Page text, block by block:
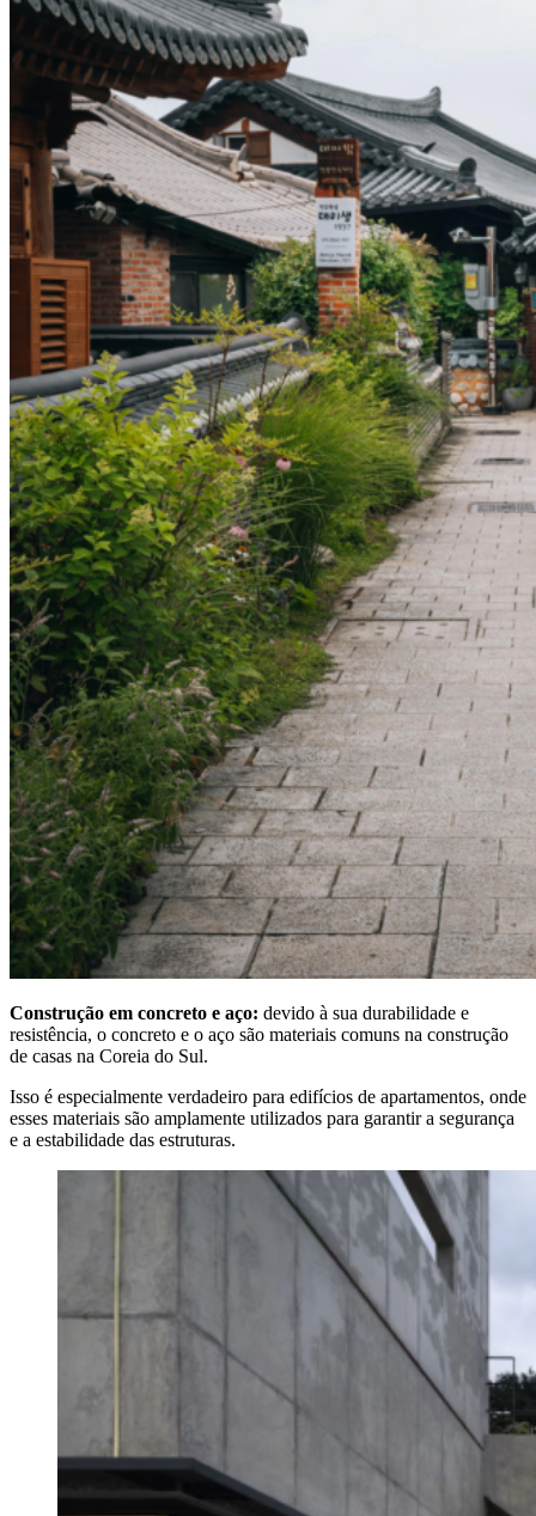
Construção em concreto e aço: devido à sua durabilidade e
resistência, o concreto e o aço são materiais comuns na construção
de casas na Coreia do Sul.
Isso é especialmente verdadeiro para edifícios de apartamentos, onde
esses materiais são amplamente utilizados para garantir a segurança
e a estabilidade das estruturas.